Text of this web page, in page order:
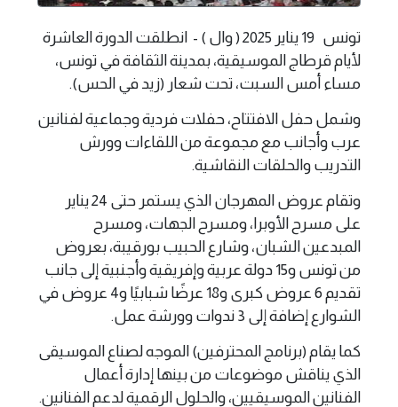
تونس 19 يناير 2025 ( وال ) - انطلقت الدورة العاشرة
لأيام قرطاج الموسيقية، بمدينة الثقافة في تونس،
مساء أمس السبت، تحت شعار (زيد في الحس).
وشمل حفل الافتتاح، حفلات فردية وجماعية لفنانين
عرب وأجانب مع مجموعة من اللقاءات وورش
التدريب والحلقات النقاشية.
وتقام عروض المهرجان الذي يستمر حتى 24 يناير
على مسرح الأوبرا، ومسرح الجهات، ومسرح
المبدعين الشبان، وشارع الحبيب بورقيبة، بعروض
من تونس و15 دولة عربية وإفريقية وأجنبية إلى جانب
تقديم 6 عروض كبرى و18 عرضًا شبابيًا و4 عروض في
الشوارع إضافة إلى 3 ندوات وورشة عمل.
كما يقام (برنامج المحترفين) الموجه لصناع الموسيقى
الذي يناقش موضوعات من بينها إدارة أعمال
الفنانين الموسيقيين، والحلول الرقمية لدعم الفنانين.